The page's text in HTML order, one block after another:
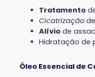
Tratamento
Cicatrização
Alívio de
Hidratação de
Óleo Essencial de